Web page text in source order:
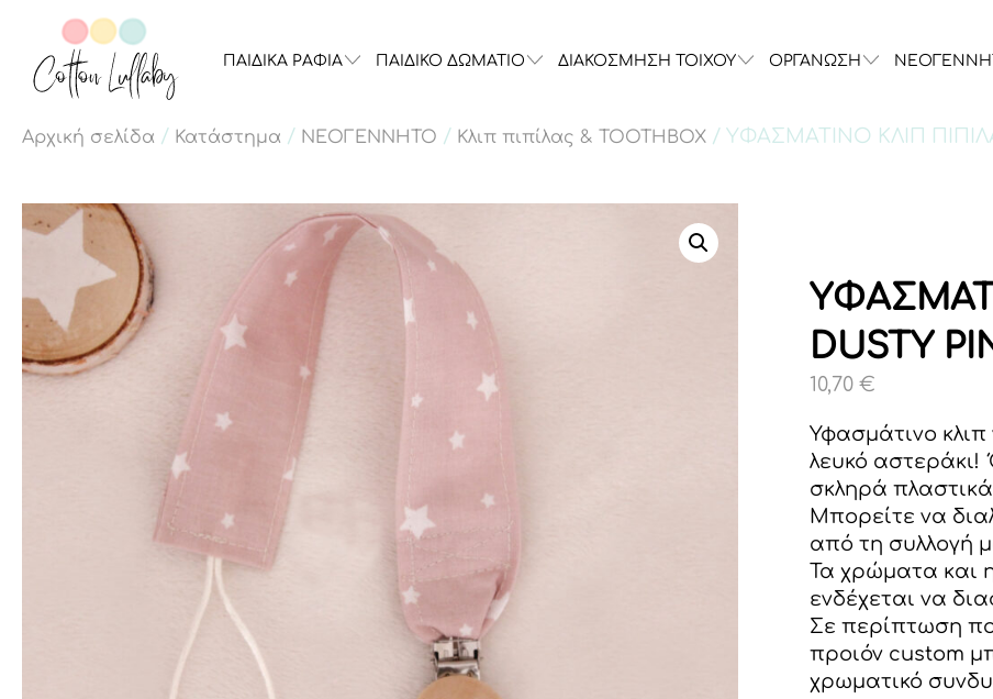
ΠΑΙΔΙΚΑ ΡΑΦΙΑ ΠΑΙΔΙΚΟ ΔΩΜΑΤΙΟ ΔΙΑΚΟΣΜΗΣΗ ΤΟΙΧΟΥ ΟΡΓΑΝΩΣΗ
Αρχική σελίδα / Κατάστημα / ΝΕΟΓΕΝΝΗΤΟ / Κλιπ πιπίλας & TOOTHBOX / ΥΦΑΣΜΑΤΙΝΟ ΚΛΙΠ
DUSTY
10,70€
Υφασμάτινο
λευκό αστεράκι!
σκληρά
Μπορείτε να
από τη συλλογή
Τα χρώματα και
ενδέχεται να
Σε περίπτωση
προιόν custom
χρωματικό